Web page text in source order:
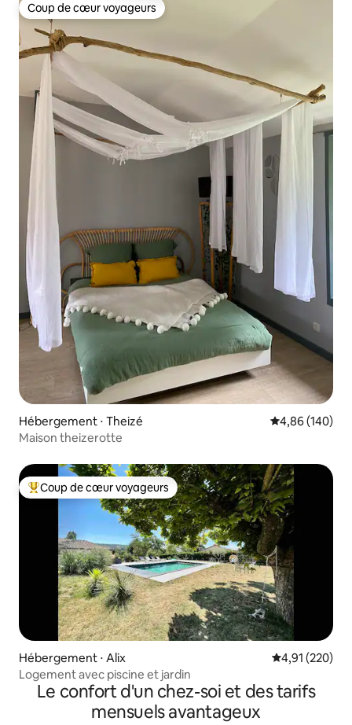
Coup de cœur voyageurs
Coup de cœur voyageurs
Hébergement ⋅ Theizé Évaluation
4,86 (140)
Maison theizerotte
Coups de cœur voyageurs les plus appréciés
Coup de cœur voyageurs
Hébergement ⋅ Alix Évaluation
4,91 (220)
Logement avec piscine et jardin
Le confort d'un chez-soi et des tarifs
mensuels avantageux